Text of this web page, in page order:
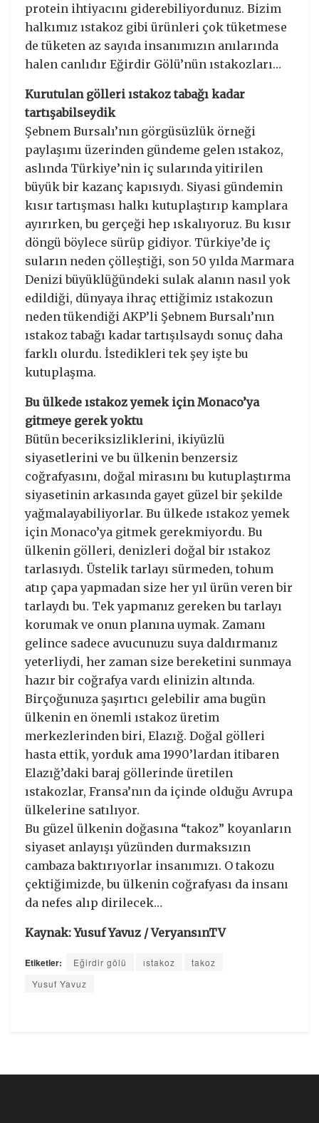
protein ihtiyacını giderebiliyordunuz. Bizim
halkımız ıstakoz gibi ürünleri çok tüketmese
de tüketen az sayıda insanımızın anılarında
halen canlıdır Eğirdir Gölü’nün ıstakozları…
Kurutulan gölleri ıstakoz tabağı kadar
tartışabilseydik
Şebnem Bursalı’nın görgüsüzlük örneği
paylaşımı üzerinden gündeme gelen ıstakoz,
aslında Türkiye’nin iç sularında yitirilen
büyük bir kazanç kapısıydı. Siyasi gündemin
kısır tartışması halkı kutuplaştırıp kamplara
ayırırken, bu gerçeği hep ıskalıyoruz. Bu kısır
döngü böylece sürüp gidiyor. Türkiye’de iç
suların neden çölleştiği, son 50 yılda Marmara
Denizi büyüklüğündeki sulak alanın nasıl yok
edildiği, dünyaya ihraç ettiğimiz ıstakozun
neden tükendiği AKP’li Şebnem Bursalı’nın
ıstakoz tabağı kadar tartışılsaydı sonuç daha
farklı olurdu. İstedikleri tek şey işte bu
kutuplaşma.
Bu ülkede ıstakoz yemek için Monaco’ya
gitmeye gerek yoktu
Bütün beceriksizliklerini, ikiyüzlü
siyasetlerini ve bu ülkenin benzersiz
coğrafyasını, doğal mirasını bu kutuplaştırma
siyasetinin arkasında gayet güzel bir şekilde
yağmalayabiliyorlar. Bu ülkede ıstakoz yemek
için Monaco’ya gitmek gerekmiyordu. Bu
ülkenin gölleri, denizleri doğal bir ıstakoz
tarlasıydı. Üstelik tarlayı sürmeden, tohum
atıp çapa yapmadan size her yıl ürün veren bir
tarlaydı bu. Tek yapmanız gereken bu tarlayı
korumak ve onun planına uymak. Zamanı
gelince sadece avucunuzu suya daldırmanız
yeterliydi, her zaman size bereketini sunmaya
hazır bir coğrafya vardı elinizin altında.
Birçoğunuza şaşırtıcı gelebilir ama bugün
ülkenin en önemli ıstakoz üretim
merkezlerinden biri, Elazığ. Doğal gölleri
hasta ettik, yorduk ama 1990’lardan itibaren
Elazığ’daki baraj göllerinde üretilen
ıstakozlar, Fransa’nın da içinde olduğu Avrupa
ülkelerine satılıyor.
Bu güzel ülkenin doğasına “takoz” koyanların
siyaset anlayışı yüzünden durmaksızın
cambaza baktırıyorlar insanımızı. O takozu
çektiğimizde, bu ülkenin coğrafyası da insanı
da nefes alıp dirilecek…
Kaynak: Yusuf Yavuz / VeryansınTV
Etiketler: Eğirdir gölü ıstakoz
takoz
Yusuf Yavuz